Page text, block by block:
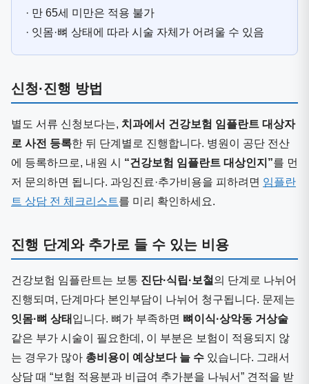
· 만 65세 미만은 적용 불가
· 잇몸·뼈 상태에 따라 시술 자체가 어려울 수 있음
신청·진행 방법
별도 서류 신청보다는, 치과에서 건강보험 임플란트 대상자
로 사전 등록한 뒤 단계별로 진행합니다. 병원이 공단 전산
에 등록하므로, 내원 시 “건강보험 임플란트 대상인지”를 먼
저 문의하면 됩니다. 과잉진료·추가비용을 피하려면 임플란
트 상담 전 체크리스트를 미리 확인하세요.
진행 단계와 추가로 들 수 있는 비용
건강보험 임플란트는 보통 진단·식립·보철 의 단계로 나뉘어
진행되며, 단계마다 본인부담이 나뉘어 청구됩니다. 문제는
잇몸·뼈 상태 입니다. 뼈가 부족하면 뼈이식·상악동 거상술
같은 부가 시술이 필요한데, 이 부분은 보험이 적용되지 않
는 경우가 많아 총비용이 예상보다 늘 수 있습니다. 그래서
상담 때 “보험 적용분과 비급여 추가분을 나눠서” 견적을 받